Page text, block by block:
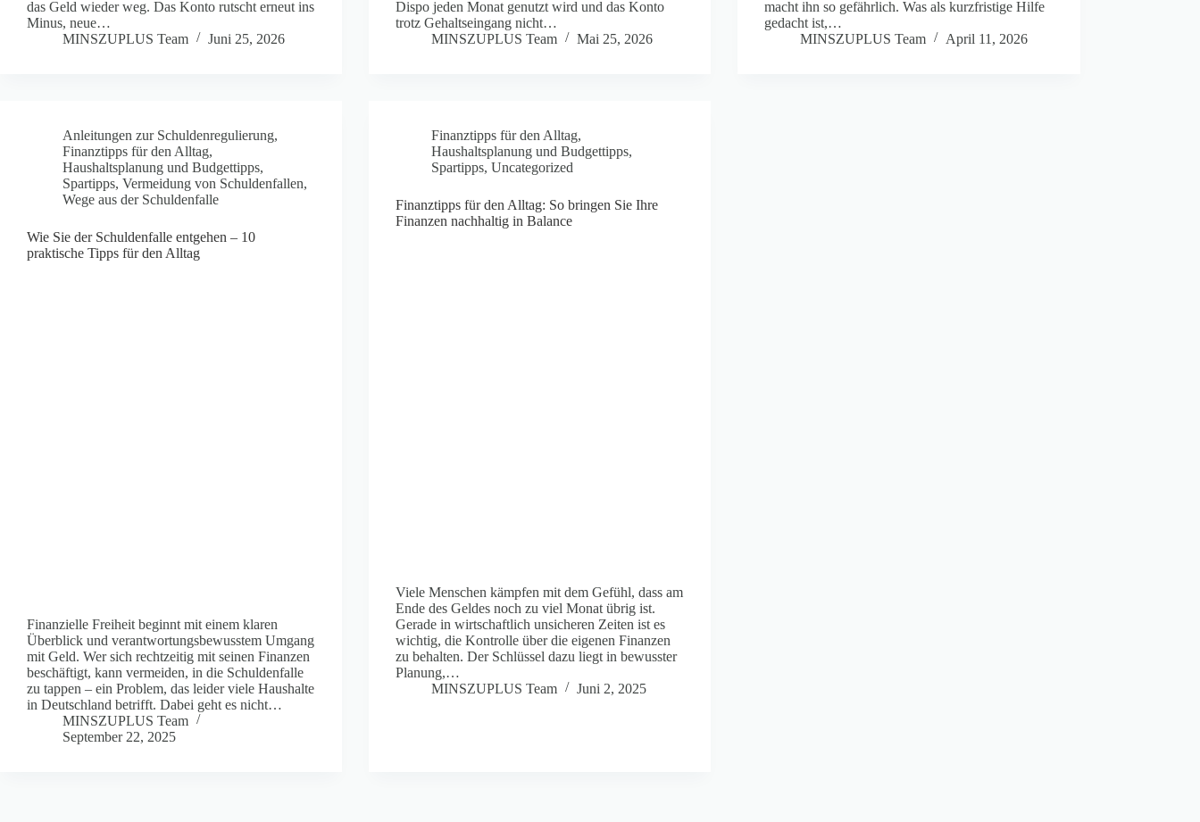
das Geld wieder weg. Das Konto rutscht erneut ins
Minus, neue…
MINSZUPLUS Team
Juni 25, 2026
Dispo jeden Monat genutzt wird und das Konto
trotz Gehaltseingang nicht…
MINSZUPLUS Team
Mai 25, 2026
macht ihn so gefährlich. Was als kurzfristige Hilfe
gedacht ist,…
MINSZUPLUS Team
April 11, 2026
Anleitungen zur Schuldenregulierung,
Finanztipps für den Alltag,
Haushaltsplanung und Budgettipps,
Spartipps, Vermeidung von Schuldenfallen,
Wege aus der Schuldenfalle
Wie Sie der Schuldenfalle entgehen – 10
praktische Tipps für den Alltag
Finanzielle Freiheit beginnt mit einem klaren
Überblick und verantwortungsbewusstem Umgang
mit Geld. Wer sich rechtzeitig mit seinen Finanzen
beschäftigt, kann vermeiden, in die Schuldenfalle
zu tappen – ein Problem, das leider viele Haushalte
in Deutschland betrifft. Dabei geht es nicht…
MINSZUPLUS Team
September 22, 2025
Finanztipps für den Alltag,
Haushaltsplanung und Budgettipps,
Spartipps,Uncategorized
Finanztipps für den Alltag: So bringen Sie Ihre
Finanzen nachhaltig in Balance
Viele Menschen kämpfen mit dem Gefühl, dass am
Ende des Geldes noch zu viel Monat übrig ist.
Gerade in wirtschaftlich unsicheren Zeiten ist es
wichtig, die Kontrolle über die eigenen Finanzen
zu behalten. Der Schlüssel dazu liegt in bewusster
Planung,…
MINSZUPLUS Team
Juni 2, 2025